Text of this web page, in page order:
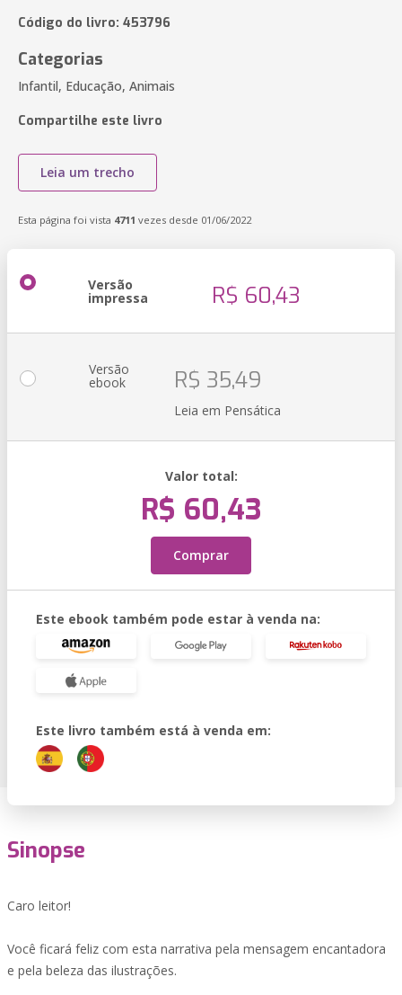
Código do livro: 453796
Categorias
Infantil, Educação, Animais
Compartilhe este livro
Leia um trecho
Esta página foi vista 4711 vezes desde 01/06/2022
Versão
impressa R$ 60,43
Versão
ebook R$ 35,49
Leia em Pensática
Valor total:
R$ 60,43
Comprar
Este ebook também pode estar à venda na:
Este livro também está à venda em:
Sinopse
Caro leitor!
Você ficará feliz com esta narrativa pela mensagem encantadora
e pela beleza das ilustrações.